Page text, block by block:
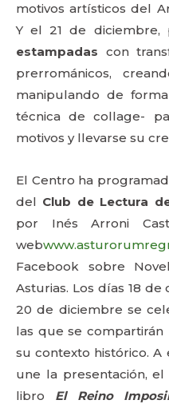
motivos artísticos del
Y el 21 de diciembre,
estampadas con
prerrománicos,
manipulando de
técnica de collage-
motivos y llevarse su
El Centro ha
del Club de Lectura
por Inés Arroni
web
Facebook sobre
Asturias. Los días 18
20 de diciembre se
las que se compartirán
su contexto histórico. A
une la presentación,
libro El Reino